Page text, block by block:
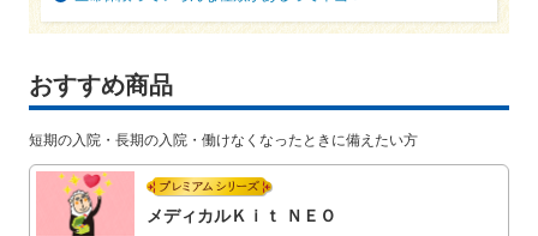
おすすめ商品
短期の入院・長期の入院・働けなくなったときに備えたい方
メディカルＫｉｔ ＮＥＯ